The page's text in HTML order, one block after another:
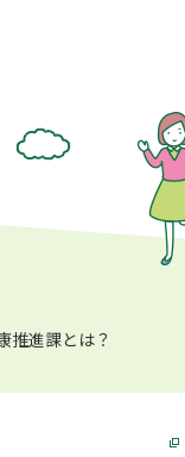
推進課とは？